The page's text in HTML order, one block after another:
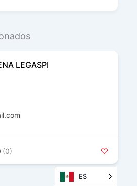
LEGASPI
(0)
ES